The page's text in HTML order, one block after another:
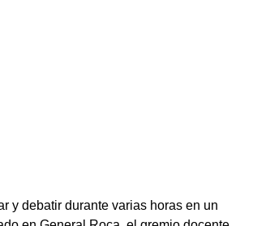
y debatir durante varias horas en un